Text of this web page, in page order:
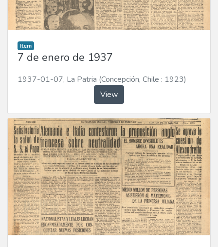
Item
7 de enero de 1937
1937-01-07, La Patria (Concepción, Chile : 1923)
View